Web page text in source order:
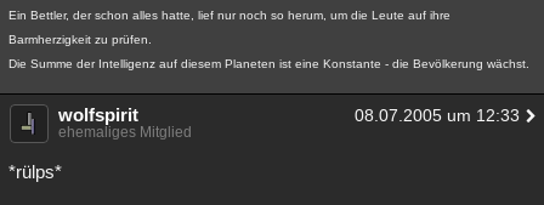
Ein Bettler, der schon alles hatte, lief nur noch so herum, um die Leute auf ihre
Barmherzigkeit zu prüfen.
Die Summe der Intelligenz auf diesem Planeten ist eine Konstante - die Bevölkerung wächst.
wolfspirit 08.07.2005 um 12:33
ehemaliges Mitglied
*rülps*